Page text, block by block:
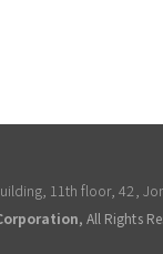
11th floor, 42,
, All Rights